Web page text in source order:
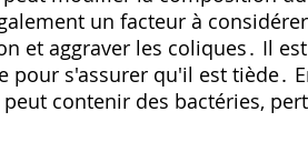
un facteur à
et aggraver les coliques․ Il
pour s'assurer qu'il est tiède․
contenir des bactéries,